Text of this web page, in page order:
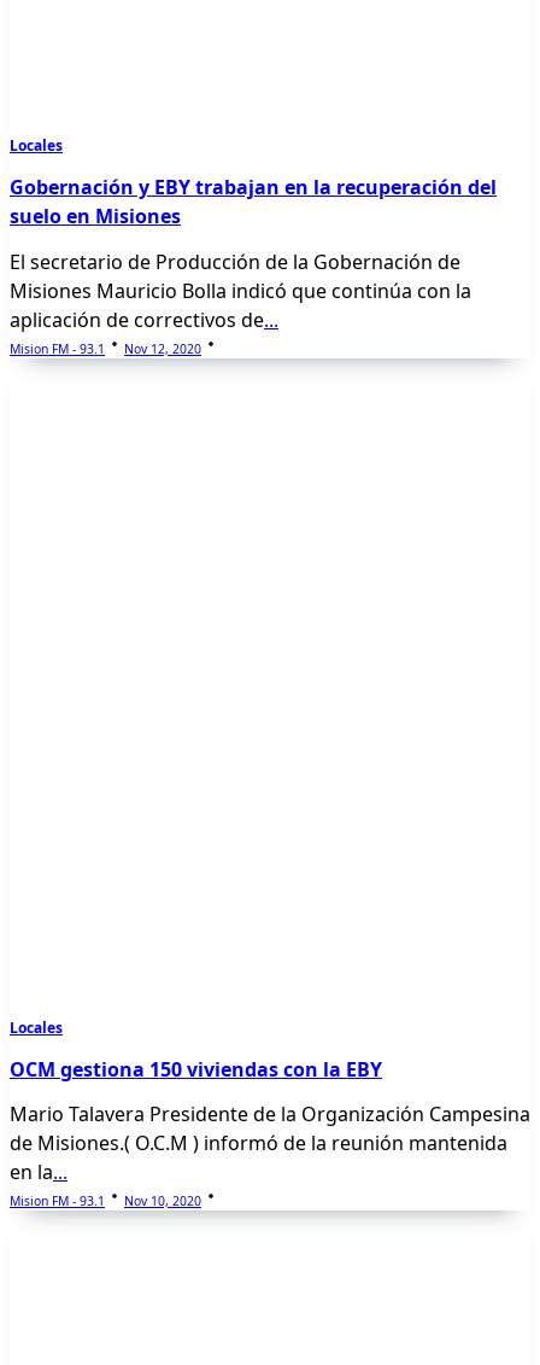
Locales
Gobernación y EBY trabajan en la recuperación del
suelo en Misiones
El secretario de Producción de la Gobernación de
Misiones Mauricio Bolla indicó que continúa con la
aplicación de correctivos de...
Mision FM - 93.1 Nov 12, 2020
Locales
OCM gestiona 150 viviendas con la EBY
Mario Talavera Presidente de la Organización Campesina
de Misiones.( O.C.M ) informó de la reunión mantenida
en la...
Mision FM - 93.1 Nov 10, 2020